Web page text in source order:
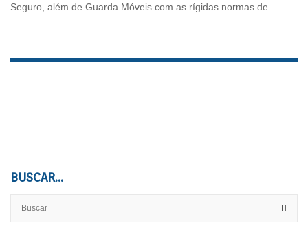
Seguro, além de Guarda Móveis com as rígidas normas de…
BUSCAR…